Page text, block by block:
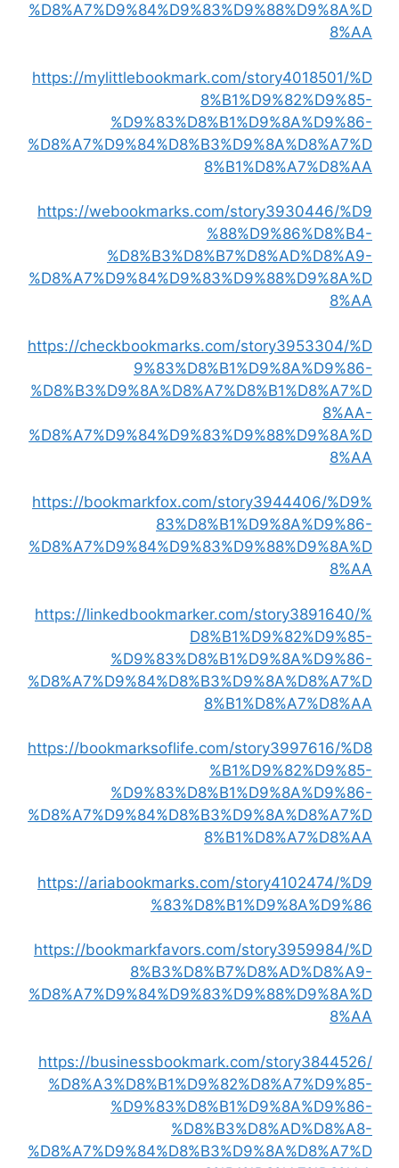
%D8%A7%D9%84%D9%83%D9%88%D9%8A%D
8%AA
https://mylittlebookmark.com/story4018501/%D
8%B1%D9%82%D9%85-
%D9%83%D8%B1%D9%8A%D9%86-
%D8%A7%D9%84%D8%B3%D9%8A%D8%A7%D
8%B1%D8%A7%D8%AA
https://webookmarks.com/story3930446/%D9
%88%D9%86%D8%B4-
%D8%B3%D8%B7%D8%AD%D8%A9-
%D8%A7%D9%84%D9%83%D9%88%D9%8A%D
8%AA
https://checkbookmarks.com/story3953304/%D
9%83%D8%B1%D9%8A%D9%86-
%D8%B3%D9%8A%D8%A7%D8%B1%D8%A7%D
8%AA-
%D8%A7%D9%84%D9%83%D9%88%D9%8A%D
8%AA
https://bookmarkfox.com/story3944406/%D9%
83%D8%B1%D9%8A%D9%86-
%D8%A7%D9%84%D9%83%D9%88%D9%8A%D
8%AA
https://linkedbookmarker.com/story3891640/%
D8%B1%D9%82%D9%85-
%D9%83%D8%B1%D9%8A%D9%86-
%D8%A7%D9%84%D8%B3%D9%8A%D8%A7%D
8%B1%D8%A7%D8%AA
https://bookmarksoflife.com/story3997616/%D8
%B1%D9%82%D9%85-
%D9%83%D8%B1%D9%8A%D9%86-
%D8%A7%D9%84%D8%B3%D9%8A%D8%A7%D
8%B1%D8%A7%D8%AA
https://ariabookmarks.com/story4102474/%D9
%83%D8%B1%D9%8A%D9%86
https://bookmarkfavors.com/story3959984/%D
8%B3%D8%B7%D8%AD%D8%A9-
%D8%A7%D9%84%D9%83%D9%88%D9%8A%D
8%AA
https://businessbookmark.com/story3844526/
%D8%A3%D8%B1%D9%82%D8%A7%D9%85-
%D9%83%D8%B1%D9%8A%D9%86-
%D8%B3%D8%AD%D8%A8-
%D8%A7%D9%84%D8%B3%D9%8A%D8%A7%D